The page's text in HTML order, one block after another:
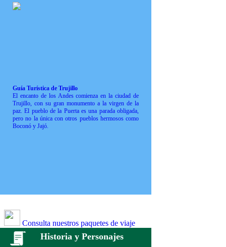
Guía Turística de Trujillo
El encanto de los Andes comienza en la ciudad de
Trujillo, con su gran monumento a la virgen de la
paz. El pueblo de la Puerta es una parada obligada,
pero no la única con otros pueblos hermosos como
Boconó y Jajó.
Consulta nuestros paquetes de viaje
Historia y Personajes